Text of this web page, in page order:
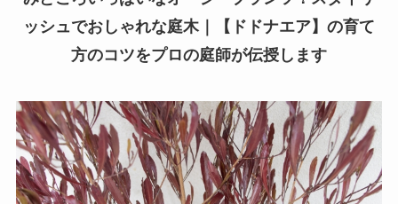
ッシュでおしゃれな庭木｜【ドドナエア】の育て
方のコツをプロの庭師が伝授します